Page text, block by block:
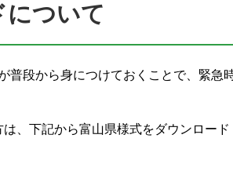
について
普段から身につけておくことで、緊
、下記から富山県様式をダウンロー